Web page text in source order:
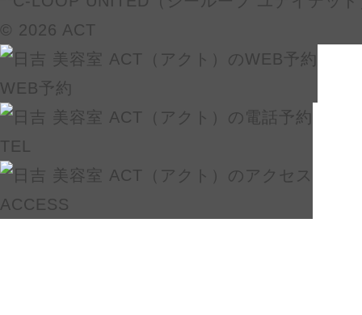
© 2026 ACT
WEB予約
TEL
ACCESS